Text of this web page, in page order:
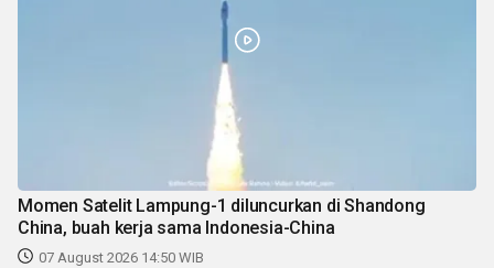
Momen Satelit Lampung-1 diluncurkan di Shandong
China, buah kerja sama Indonesia-China
07 August 2026 14:50 WIB